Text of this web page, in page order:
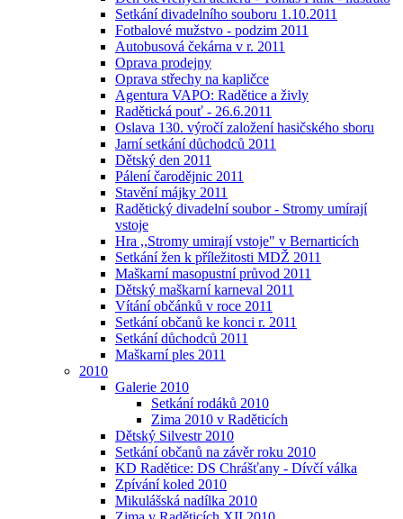
Setkání divadelního souboru 1.10.2011
Fotbalové mužstvo - podzim 2011
Autobusová čekárna v r. 2011
Oprava prodejny
Oprava střechy na kapličce
Agentura VAPO: Radětice a živly
Radětická pouť - 26.6.2011
Oslava 130. výročí založení hasičského sboru
Jarní setkání důchodců 2011
Dětský den 2011
Pálení čarodějnic 2011
Stavění májky 2011
Radětický divadelní soubor - Stromy umírají
vstoje
Hra ,,Stromy umirají vstoje" v Bernarticích
Setkání žen k příležitosti MDŽ 2011
Maškarní masopustní průvod 2011
Dětský maškarní karneval 2011
Vítání občánků v roce 2011
Setkání občanů ke konci r. 2011
Setkání důchodců 2011
Maškarní ples 2011
2010
Galerie 2010
Setkání rodáků 2010
Zima 2010 v Raděticích
Dětský Silvestr 2010
Setkání občanů na závěr roku 2010
KD Radětice: DS Chrášťany - Dívčí válka
Zpívání koled 2010
Mikulášská nadílka 2010